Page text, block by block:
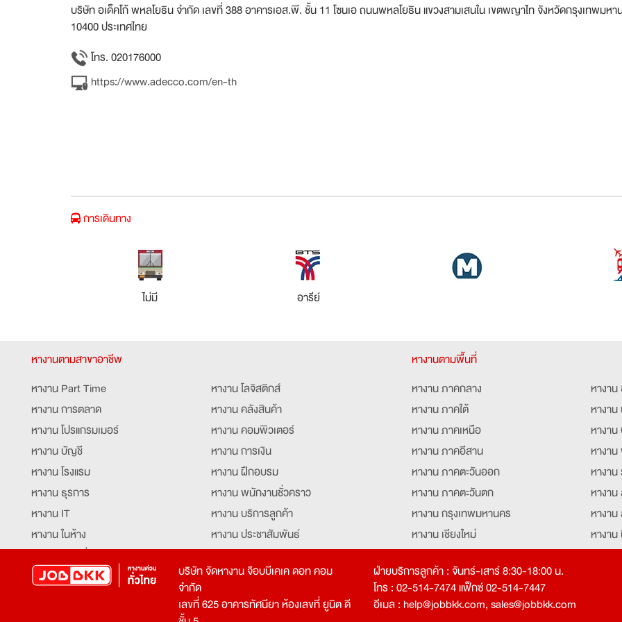
บริษัท อเด็คโก้ พหลโยธิน จำกัด เลขที่ 388 อาคารเอส.พี. ชั้น 11 โซนเอ ถนนพหลโยธิน แขวงสามเสนใน เขตพญาไท จังหวัดกรุงเทพมหา
10400 ประเทศไทย
โทร. 020176000
https://www.adecco.com/en-th
การเดินทาง
ไม่มี อารีย์
หางานตามสาขาอาชีพ
หางาน Part Time
หางาน การตลาด
หางาน โปรแกรมเมอร์
หางาน บัญชี
หางาน โรงแรม
หางาน ธุรการ
หางาน IT
หางาน ในห้าง
หางาน จัดซื้อ
หางาน โลจิสติกส์
หางาน คลังสินค้า
หางาน คอมพิวเตอร์
หางาน การเงิน
หางาน ฝึกอบรม
หางาน พนักงานชั่วคราว
หางาน บริการลูกค้า
หางาน ประชาสัมพันธ์
หางาน ประสานงาน
หางาน จองตั๋ว
หางานตามพื้นที่
หางาน ภาคกลาง
หางาน ภาคใต้
หางาน ภาคเหนือ
หางาน ภาคอีสาน
หางาน ภาคตะวันออก
หางาน ภาคตะวันตก
หางาน กรุงเทพมหานคร
หางาน เชียงใหม่
หางา
หางา
หางา
หางา
หางาน
หางา
หางา
หางา
บริษัท จัดหางาน จ๊อบบีเคเค ดอท คอม
จำกัด
เลขที่ 625 อาคารทัศนียา ห้องเลขที่ ยูนิต ดี
ฝ่ายบริการลูกค้า : จันทร์-เสาร์ 8:30-18:00 น.
โทร : 02-514-7474 แฟ็กซ์ 02-514-7447
อีเมล : help@jobbkk.com,sales@jobbkk.com